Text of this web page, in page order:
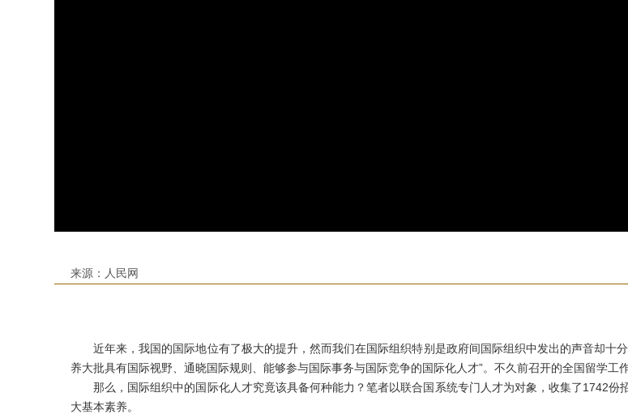
来源： 人民网
近年来，我国的国际地位有了极大的提升，然而我们在国际组织特别是政府间国际组织中发出的声音却
养大批具有国际视野、通晓国际规则、能够参与国际事务与国际竞争的国际化人才”。不久前召开的全国留学工
那么，国际组织中的国际化人才究竟该具备何种能力？笔者以联合国系统专门人才为对象，收集了1742
大基本素养。